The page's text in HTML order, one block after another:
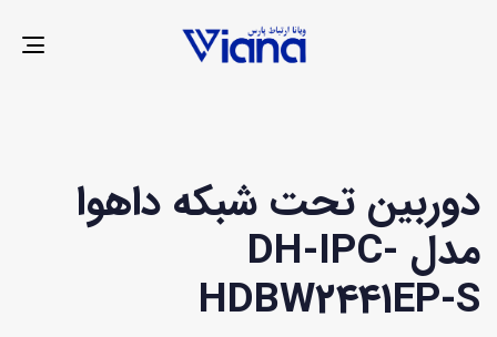
دوربین تحت شبکه داهوا
مدل DH-IPC-
HDBW2441EP-S